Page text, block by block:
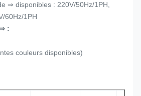
⇒ disponibles : 220V/50Hz/1PH,
60Hz/1PH
:
couleurs disponibles)